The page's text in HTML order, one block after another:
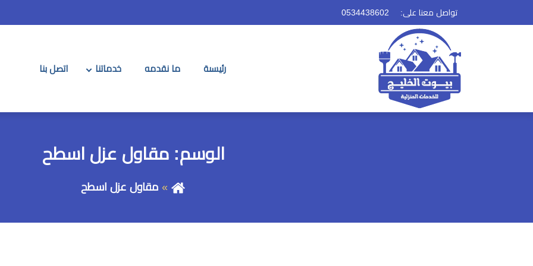
تواصل معنا على:
رئيسىة ما نقدمه خدماتنا اتصل بنا
الوسم:مقاول عزل اسطح
مقاول عزل اسطح